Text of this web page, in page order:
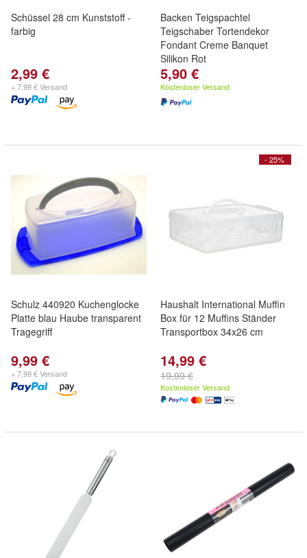
Schüssel 28 cm Kunststoff -
farbig
2,99 €
+ 7,99 € Versand
Backen Teigspachtel
Teigschaber Tortendekor
Fondant Creme Banquet
Silikon Rot
5,90 €
Kostenloser Versand
Schulz 440920 Kuchenglocke
Platte blau Haube transparent
Tragegriff
9,99 €
+ 7,99 € Versand
- 25%
Haushalt International Muffin
Box für 12 Muffins Ständer
Transportbox 34x26 cm
14,99 €
19,99 €
Kostenloser Versand